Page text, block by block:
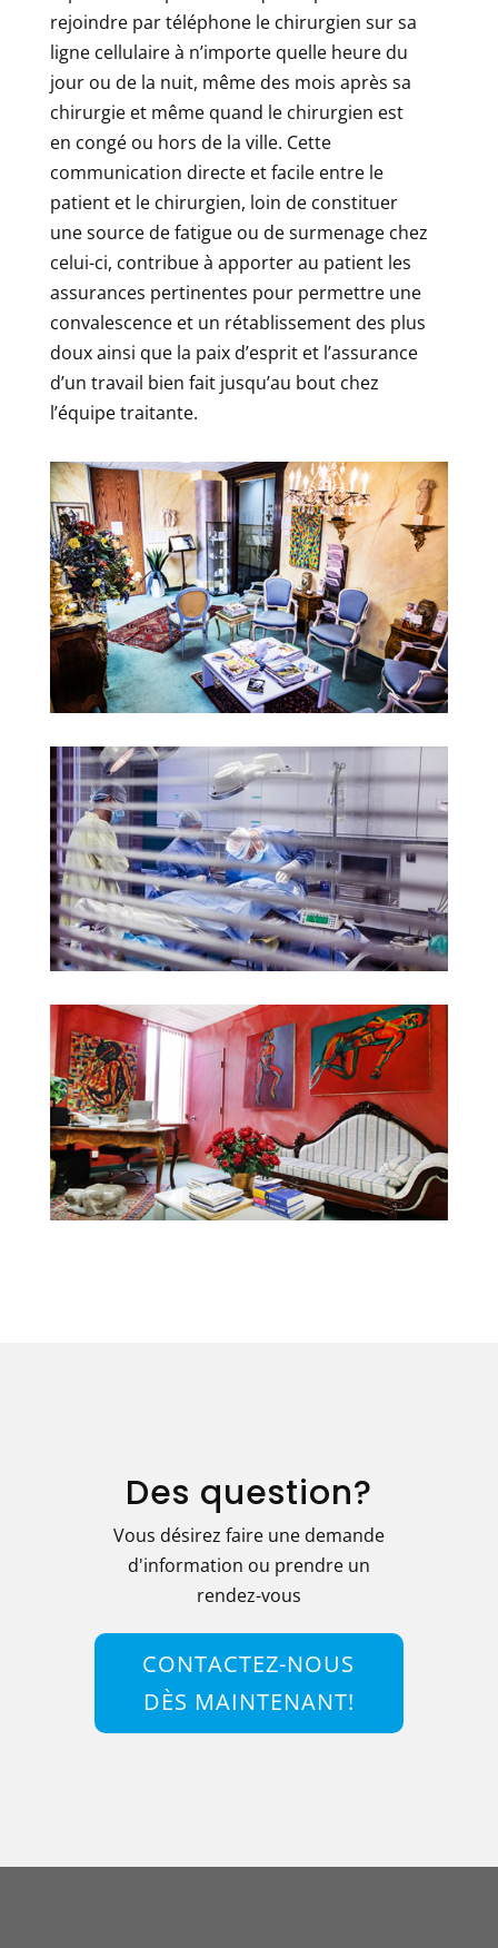
rejoindre par téléphone le chirurgien sur sa
ligne cellulaire à n’importe quelle heure du
jour ou de la nuit, même des mois après sa
chirurgie et même quand le chirurgien est
en congé ou hors de la ville. Cette
communication directe et facile entre le
patient et le chirurgien, loin de constituer
une source de fatigue ou de surmenage chez
celui-ci, contribue à apporter au patient les
assurances pertinentes pour permettre une
convalescence et un rétablissement des plus
doux ainsi que la paix d’esprit et l’assurance
d’un travail bien fait jusqu’au bout chez
l’équipe traitante.
Des question?
Vous désirez faire une demande
d'information ou prendre un
rendez-vous
CONTACTEZ-NOUS
DÈS MAINTENANT!